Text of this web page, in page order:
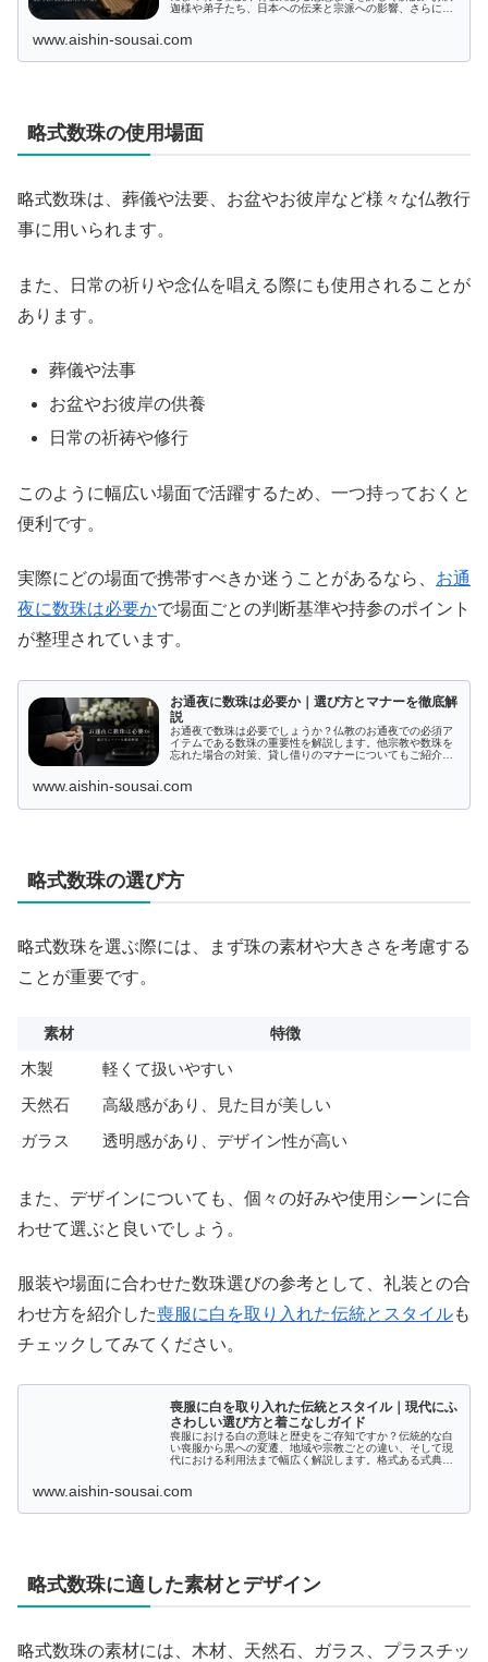
迦様や弟子たち、日本への伝来と宗派への影響、さらに
www.aishin-sousai.com
略式数珠の使用場面
略式数珠は、葬儀や法要、お盆やお彼岸など様々な仏教行
事に用いられます。
また、日常の祈りや念仏を唱える際にも使用されることが
あります。
葬儀や法事
お盆やお彼岸の供養
日常の祈祷や修行
このように幅広い場面で活躍するため、一つ持っておくと
便利です。
実際にどの場面で携帯すべきか迷うことがあるなら、 お通
夜に数珠は必要かで場面ごとの判断基準や持参のポイント
が整理されています。
お通夜に数珠は必要か｜選び方とマナーを徹底解
説
お通夜で数珠は必要でしょうか？仏教のお通夜での必須ア
イテムである数珠の重要性を解説します。他宗教や数珠を
忘れた場合の対策、貸し借りのマナーについてもご紹介。
する疑問を解消し、適切な準備を整えましょう。
www.aishin-sousai.com
略式数珠の選び方
略式数珠を選ぶ際には、まず珠の素材や大きさを考慮する
ことが重要です。
素材 特徴
木製
軽くて扱いやすい
天然石
高級感があり、見た目が美しい
ガラス
透明感があり、デザイン性が高い
また、デザインについても、個々の好みや使用シーンに合
わせて選ぶと良いでしょう。
服装や場面に合わせた数珠選びの参考として、礼装との合
わせ方を紹介した喪服に白を取り入れた伝統とスタイルも
チェックしてみてください。
喪服に白を取り入れた伝統とスタイル｜現代にふ
さわしい選び方と着こなしガイド
喪服における白の意味と歴史をご存知ですか？伝統的な白
い喪服から黒への変遷、地域や宗教ごとの違い、そして現
代における利用法まで幅広く解説します。格式ある式典や
理解し、適切な選び方を見つけましょう。
www.aishin-sousai.com
略式数珠に適した素材とデザイン
略式数珠の素材には、木材、天然石、ガラス、プラスチッ